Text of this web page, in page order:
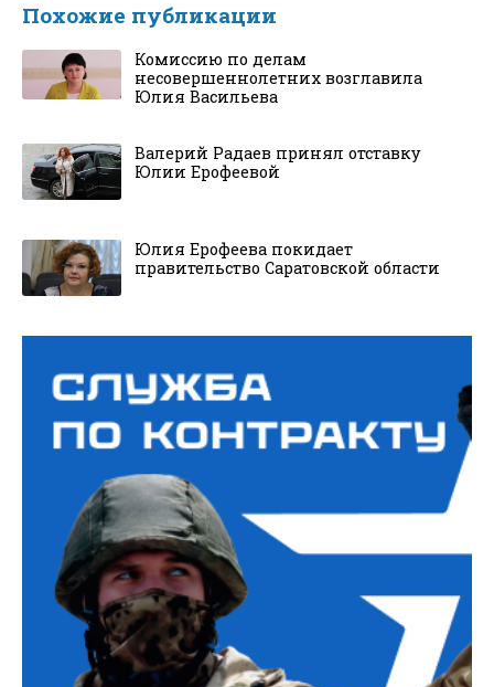
Похожие публикации
Комиссию по делам
несовершеннолетних возглавила
Юлия Васильева
Валерий Радаев принял отставку
Юлии Ерофеевой
Юлия Ерофеева покидает
правительство Саратовской области